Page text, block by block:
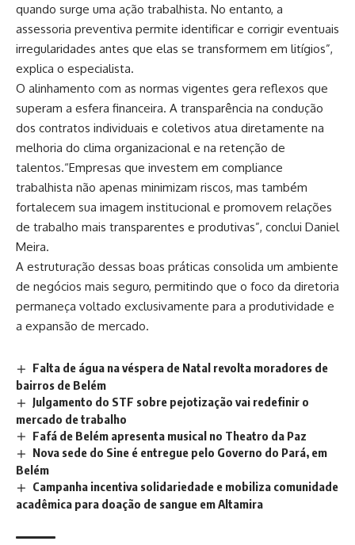
quando surge uma ação trabalhista. No entanto, a
assessoria preventiva permite identificar e corrigir eventuais
irregularidades antes que elas se transformem em litígios”,
explica o especialista.
O alinhamento com as normas vigentes gera reflexos que
superam a esfera financeira. A transparência na condução
dos contratos individuais e coletivos atua diretamente na
melhoria do clima organizacional e na retenção de
talentos.“Empresas que investem em compliance
trabalhista não apenas minimizam riscos, mas também
fortalecem sua imagem institucional e promovem relações
de trabalho mais transparentes e produtivas”, conclui Daniel
Meira.
A estruturação dessas boas práticas consolida um ambiente
de negócios mais seguro, permitindo que o foco da diretoria
permaneça voltado exclusivamente para a produtividade e
a expansão de mercado.
Falta de água na véspera de Natal revolta moradores de
bairros de Belém
Julgamento do STF sobre pejotização vai redefinir o
mercado de trabalho
Fafá de Belém apresenta musical no Theatro da Paz
Nova sede do Sine é entregue pelo Governo do Pará, em
Belém
Campanha incentiva solidariedade e mobiliza comunidade
acadêmica para doação de sangue em Altamira